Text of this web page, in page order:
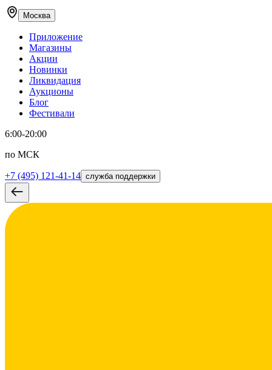
Москва
Приложение
Магазины
Акции
Новинки
Ликвидация
Аукционы
Блог
Фестивали
6:00-20:00
по МСК
+7 (495) 121-41-14 служба поддержки